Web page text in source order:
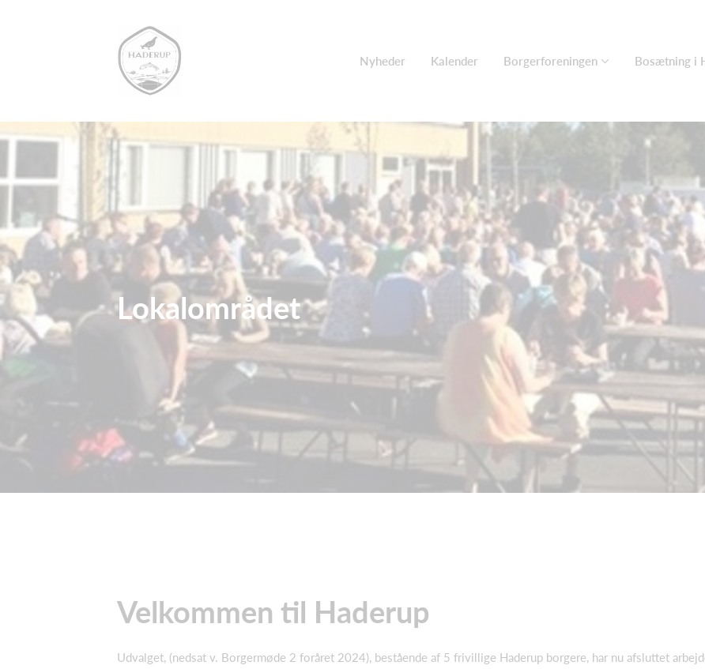
Nyheder Kalender Borgerforeningen Bosætning i
Lokalområdet
Velkommen til Haderup
Udvalget, (nedsat v. Borgermøde 2 foråret 2024), bestående af 5 frivillige Haderup borgere, har nu afsluttet